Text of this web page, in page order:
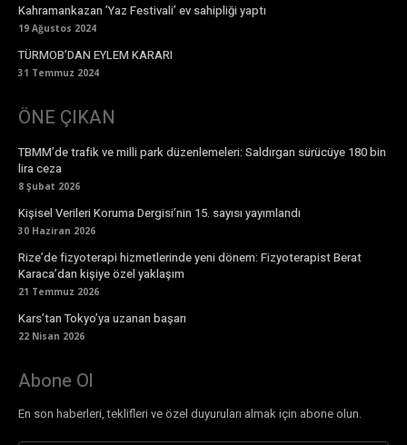
Kahramankazan ’Yaz Festivali’ ev sahipliği yaptı
19 Ağustos 2024
TÜRMOB’DAN EYLEM KARARI
31 Temmuz 2024
ÖNE ÇIKAN
TBMM’de trafik ve milli park düzenlemeleri: Saldırgan sürücüye 180 bin
lira ceza
8 Şubat 2026
Kişisel Verileri Koruma Dergisi’nin 15. sayısı yayımlandı
30 Haziran 2026
Rize’de fizyoterapi hizmetlerinde yeni dönem: Fizyoterapist Berat
Karaca’dan kişiye özel yaklaşım
21 Temmuz 2026
Kars’tan Tokyo’ya uzanan başarı
22 Nisan 2026
Abone Ol
En son haberleri, teklifleri ve özel duyuruları almak için abone olun.